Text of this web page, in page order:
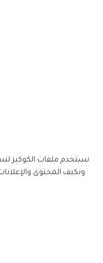
نستخدم ملفات الكوكيز
ونكيف المحتوى